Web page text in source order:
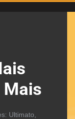
Mais
Ultimato,